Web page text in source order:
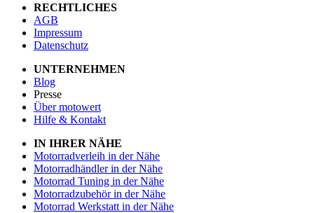
RECHTLICHES
AGB
Impressum
Datenschutz
UNTERNEHMEN
Blog
Presse
Über motowert
Hilfe & Kontakt
IN IHRER NÄHE
Motorradverleih in der Nähe
Motorradhändler in der Nähe
Motorrad Tuning in der Nähe
Motorradzubehör in der Nähe
Motorrad Werkstatt in der Nähe